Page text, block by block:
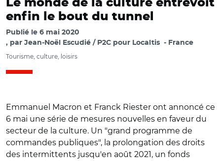
Le monde de la culture entrevoit
enfin le bout du tunnel
Publié le 6 mai 2020
par Jean-Noël Escudié / P2C pour Localtis France
Tourisme, culture, loisirs
Emmanuel Macron et Franck Riester ont annoncé ce
6 mai une série de mesures nouvelles en faveur du
secteur de la culture. Un "grand programme de
commandes publiques", la prolongation des droits
des intermittents jusqu'en août 2021, un fonds